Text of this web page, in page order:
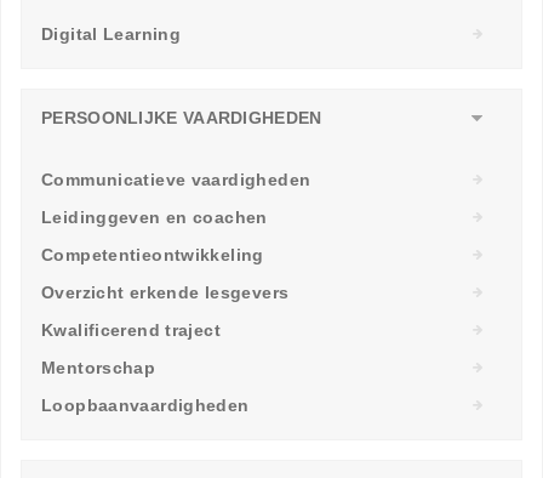
Digital Learning
PERSOONLIJKE VAARDIGHEDEN
Communicatieve vaardigheden
Leidinggeven en coachen
Competentieontwikkeling
Overzicht erkende lesgevers
Kwalificerend traject
Mentorschap
Loopbaanvaardigheden